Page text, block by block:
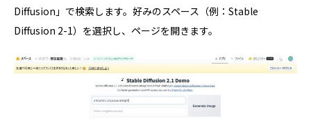
Diffusion」で検索します。好みのスペース（例：Stable
Diffusion 2-1）を選択し、ページを開きます。